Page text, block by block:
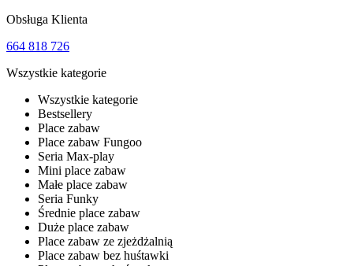
Obsługa Klienta
664 818 726
Wszystkie kategorie
Wszystkie kategorie
Bestsellery
Place zabaw
Place zabaw Fungoo
Seria Max-play
Mini place zabaw
Małe place zabaw
Seria Funky
Średnie place zabaw
Duże place zabaw
Place zabaw ze zjeżdżalnią
Place zabaw bez huśtawki